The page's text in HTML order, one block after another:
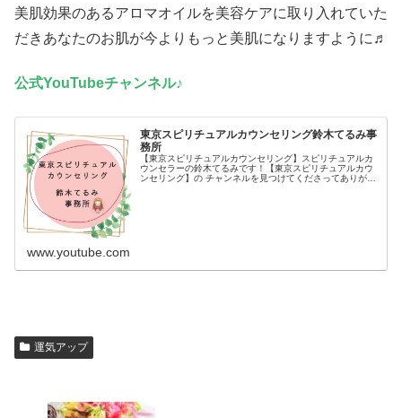
美肌効果のあるアロマオイルを美容ケアに取り入れていた
だきあなたのお肌が今よりもっと美肌になりますように♬
公式YouTubeチャンネル♪
東京スピリチュアルカウンセリング鈴木てるみ事
務所
【東京スピリチュアルカウンセリング】スピリチュアルカ
ウンセラーの鈴木てるみです！【東京スピリチュアルカウ
ンセリング】の チャンネルを見つけてくださってありがと
www.youtube.com
運気アップ